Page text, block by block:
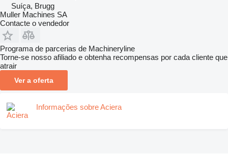
Suíça, Brugg
Muller Machines SA
Contacte o vendedor
Programa de parcerias de Machineryline
Torne-se nosso afiliado e obtenha recompensas por cada cliente que
atrair
Ver a oferta
Informações sobre Aciera